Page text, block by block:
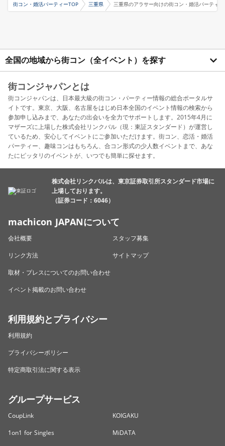
街コン・婚活パーティーTOP 三重県 三重県のアラサー向けの街コン・婚活パーティー
全国の地域から街コン（全イベント）を探す
街コンジャパンとは
街コンジャパンは、日本最大級の街コン・パーティー情報の総合ポータルサ
イトです。東京、大阪、名古屋をはじめ日本全国のイベント情報の検索から
参加申し込みまで、あなたの出会いを全力でサポートします。2015年4月に
マザーズに上場した株式会社リンクバル（現：東証スタンダード）が運営し
ているため、安心してイベントにご参加いただけます。街コン、恋活・婚活
パーティー、趣味コンはもちろん、合コン形式の少人数イベントまで、あな
たにピッタリのイベントが、いつでも簡単に探せます。
株式会社リンクバルは、東京証券取引所スタンダード市場に
上場しております。
（証券コード：6046）
machicon JAPANについて
会社概要
スタッフ募集
リンク方法
サイトマップ
取材・プレスについてのお問い合わせ
イベント掲載のお問い合わせ
利用規約とプライバシー
利用規約
プライバシーポリシー
特定商取引法に関する表示
グループサービス
CoupLink
KOIGAKU
1on1 for Singles
MiDATA